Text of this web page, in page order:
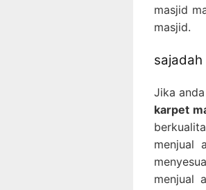
masjid
masjid.
Jika
karpet
menjual
menjual